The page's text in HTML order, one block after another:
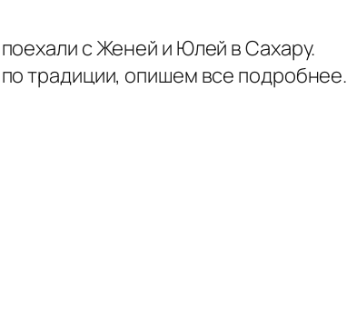
с Женей и Юлей в Сахару.
традиции, опишем все подробнее.